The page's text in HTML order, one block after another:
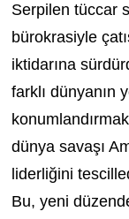
Serpilen tüccar
bürokrasiyle
iktidarına
farklı dünyanın
dünya savaşı
liderliğini
Bu, yeni